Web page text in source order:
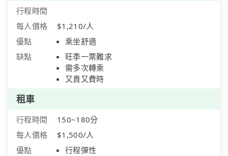
行程時間
每人價格
$1,210/人
優點
乘坐舒適
缺點
旺季一票難求
需多次轉乘
又貴又費時
租車
行程時間
150~180分
每人價格
$1,500/人
優點
行程彈性